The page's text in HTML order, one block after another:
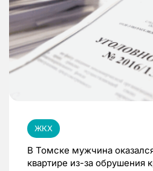
ЖКХ
В Томске мужчина
квартире из-за обрушения